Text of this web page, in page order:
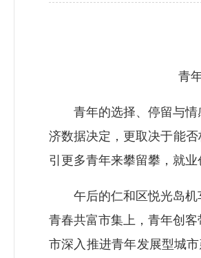
青
青年的选择、停留与情
济数据决定，更取决于能
引更多青年来攀留攀，就
午后的仁和区悦光岛机
青春共富市集上，青年创
市深入推进青年发展型城